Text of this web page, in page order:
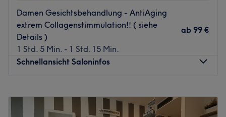
Atmosphäre: Aufmerksam, angenehm, zum Wohlfühlen.
Expertise: Kosmetik.
https://cryo4all.com
Zurück zur Salonansicht
Damen Gesichtsbehandlung - AntiAging
extrem Collagenstimmulation!! ( siehe
Details )
1 Std. 5 Min. - 1 Std. 15 Min.
ab 99 €
Schnellansicht Saloninfos
10:00–
Mittwoch
10:00
19:00